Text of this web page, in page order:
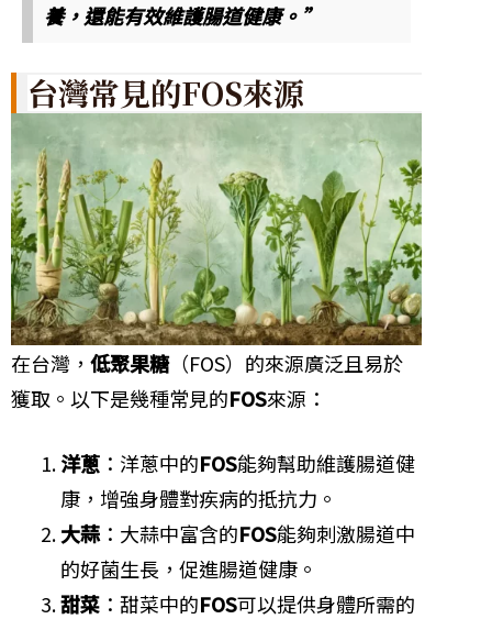
養，還能有效維護腸道健康。”
台灣常見的FOS來源
在台灣， 低聚果糖（FOS）的來源廣泛且易於
獲取。以下是幾種常見的FOS來源：
洋蔥 ：洋蔥中的FOS能夠幫助維護腸道健
康，增強身體對疾病的抵抗力。
大蒜：大蒜中富含的FOS能夠刺激腸道中
的好菌生長，促進腸道健康。
甜菜 ：甜菜中的FOS可以提供身體所需的